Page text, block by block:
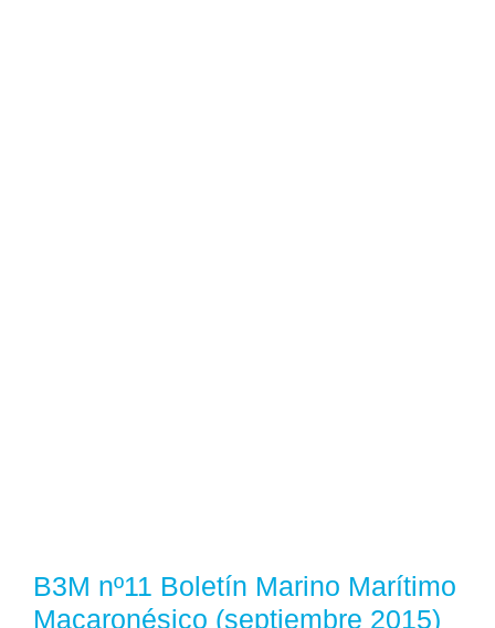
B3M nº11 Boletín Marino Marítimo
Macaronésico (septiembre 2015)